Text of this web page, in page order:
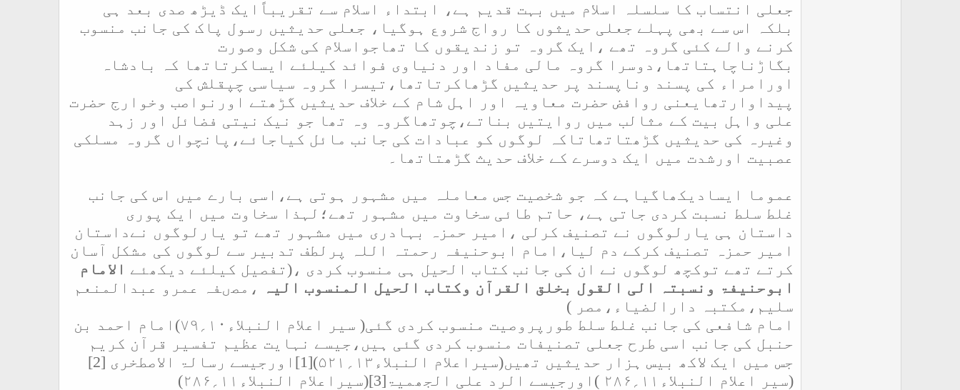
جعلی انتساب کا سلسلہ اسلام میں بہت قدیم ہے، ابتداء اسلام سے تقریباًایک ڈیڑھ صدی بعد ہی
بلکہ اس سے بھی پہلے جعلی حدیثوں کا رواج شروع ہوگیا، جعلی حدیثیں رسول پاک کی جانب منسوب
کرنے والے کئی گروہ تھے ،ایک گروہ تو زندیقوں کا تھاجواسلام کی شکل وصورت
بگاڑناچاہتاتھا،دوسرا گروہ مالی مفاد اور دنیاوی فوائد کیلئے ایساکرتاتھا کہ بادشاہ
اورامراء کی پسند وناپسند پر حدیثیں گڑھاکرتاتھا،تیسرا گروہ سیاسی چپقلش کی
پیداوارتھایعنی روافض حضرت معاویہ اور اہل شام کے خلاف حدیثیں گڑھتے اورنواصب وخوارج حضرت
علی واہل بیت کے مثالب میں روایتیں بناتے،چوتھاگروہ وہ تھا جو نیک نیتی فضائل اور زہد
وغیرہ کی حدیثیں گڑھتاتھاتاکہ لوگوں کو عبادات کی جانب مائل کیاجائے،پانچواں گروہ مسلکی
عصبیت اورشدت میں ایک دوسرے کے خلاف حدیث گڑھتاتھا۔
عموما ایسادیکھاگیاہے کہ جو شخصیت جس معاملہ میں مشہور ہوتی ہے،اسی بارے میں اس کی جانب
غلط سلط نسبت کردی جاتی ہے، حاتم طائی سخاوت میں مشہور تھے؛لہذا سخاوت میں ایک پوری
داستان ہی یارلوگوں نے تصنیف کرلی ،امیر حمزہ بہادری میں مشہور تھے تو یارلوگوں نےداستان
امیر حمزہ تصنیف کرکے دم لیا،امام ابوحنیفہ رحمتہ اللہ پرلطف تدبیر سے لوگوں کی مشکل آسان
کرتے تھے توکچھ لوگوں نے ان کی جانب کتاب الحیل ہی منسوب کردی ، (تفصیل کیلئے دیکھئے الامام
ابوحنیفۃ ونسبتہ الی القول بخلق القرآن وکتاب الحیل المنسوب الیہ
،مصںفہ عمرو عبدالمنعم
سلیم،مکتبہ دارالضیاء،مصر )
امام شافعی کی جانب غلط سلط طورپروصیت منسوب کردی گئی( سیر اعلام النبلاء۱۰ ؍۷۹)
امام احمد بن
حنبل کی جانب اسی طرح جعلی تصنیفات منسوب کردی گئی ہیں،جیسے نہایت عظیم تفسیر قرآن کریم
جس میں ایک لاکھ بیس ہزار حدیثیں تھیں(سیراعلام النبلاء۱۳
؍ ۵۲۱) [1] اورجیسے رسالۃ الاصطخری [2]
(سیر اعلام النبلاء۱۱
؍ ۲۸۶ )اورجیسے الرد علی الجھمیۃ [3] (سیراعلام النبلاء۱۱ ؍ ۲۸۶)